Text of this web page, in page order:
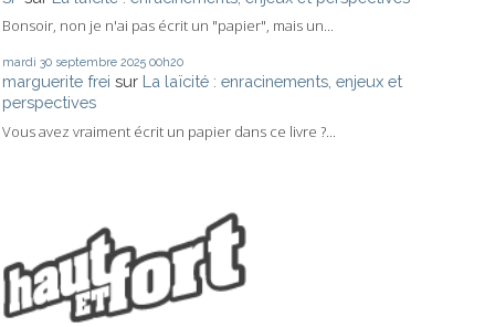
Bonsoir, non je n'ai pas écrit un "papier", mais un...
mardi 30 septembre 2025 00h20
marguerite frei sur La laïcité : enracinements, enjeux et
perspectives
Vous avez vraiment écrit un papier dans ce livre ?...